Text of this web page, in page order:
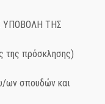
ΥΠΟΒΟΛΗ ΤΗΣ
της πρόσκλησης)
σπουδών και